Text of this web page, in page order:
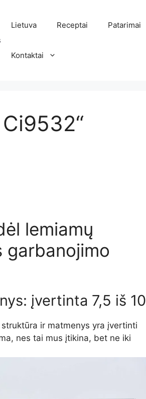
Lietuva Receptai Patarimai
Kontaktai
lemiamų
garbanojimo
įvertinta 7,5 iš 10
struktūra ir matmenys yra įvertinti
nes tai mus įtikina, bet ne iki